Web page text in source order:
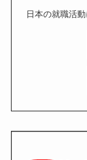
日本の就職活